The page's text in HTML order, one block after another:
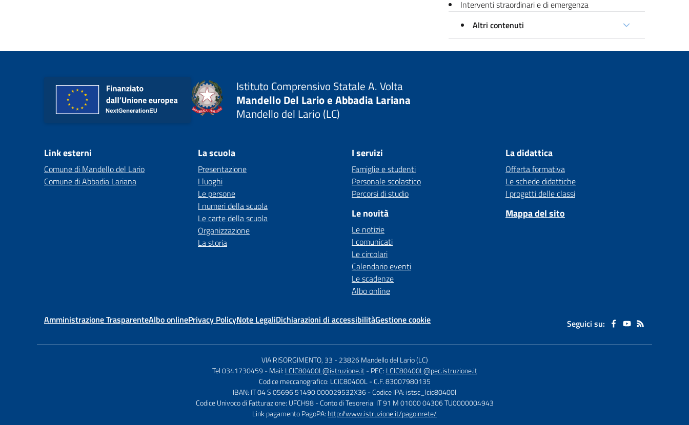
Interventi straordinari e di emergenza
Altri contenuti
Istituto Comprensivo Statale A. Volta
Mandello Del Lario e Abbadia Lariana
Mandello del Lario (LC)
Link esterni
Comune di Mandello del Lario
Comune di Abbadia Lariana
La scuola
Presentazione
I luoghi
Le persone
I numeri della scuola
Le carte della scuola
Organizzazione
La storia
I servizi
Famiglie e studenti
Personale scolastico
Percorsi di studio
Le novità
Le notizie
I comunicati
Le circolari
Calendario eventi
Le scadenze
Albo online
La didattica
Offerta formativa
Le schede didattiche
I progetti delle classi
Mappa del sito
Amministrazione TrasparenteAlbo onlinePrivacy PolicyNote LegaliDichiarazioni di accessibilitàGestione cookie Seguici su:
VIA RISORGIMENTO, 33 -23826 Mandello del Lario (LC)
Tel 0341730459 - Mail: LCIC80400L@istruzione.it - PEC: LCIC80400L@pec.istruzione.it
Codice meccanografico: LCIC80400L - C.F. 83007980135
IBAN: IT 04 S 05696 51490 000029532X36- Codice IPA: istsc_lcic80400l
Codice Univoco di Fatturazione: UFCH98 - Conto di Tesoreria: IT 91 M 01000 04306 TU0000004943
Link pagamento PagoPA: http://www.istruzione.it/pagoinrete/